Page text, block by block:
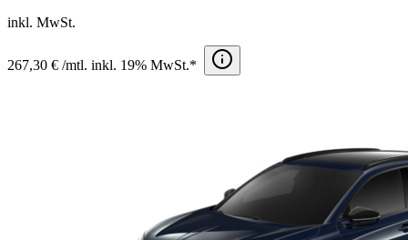
inkl. MwSt.
267,30 € /mtl. inkl. 19% MwSt.*